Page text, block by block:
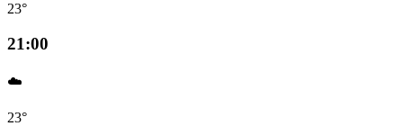
23°
21:00
☁️
23°